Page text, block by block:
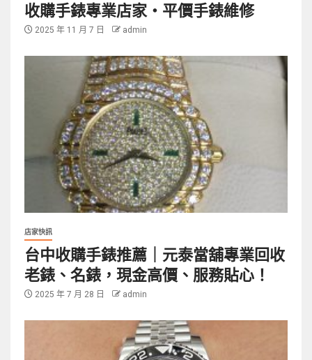
收購手錶專業店家・平價手錶維修
2025 年 11 月 7 日 admin
店家快訊
台中收購手錶推薦｜元泰當舖專業回收
老錶、名錶，現金高價、服務貼心！
2025 年 7 月 28 日 admin